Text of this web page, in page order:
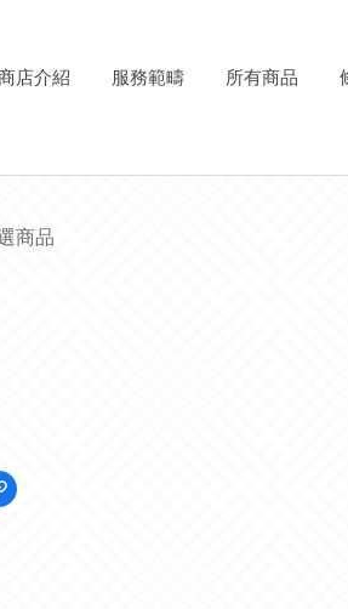
店介紹 服務範疇 所有商品
商品